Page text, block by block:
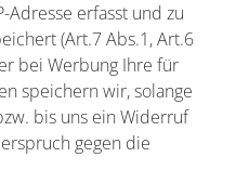
Adresse erfasst und zu
(Art.7 Abs.1, Art.6
bei Werbung Ihre für
speichern wir, solange
bis uns ein Widerruf
gegen die